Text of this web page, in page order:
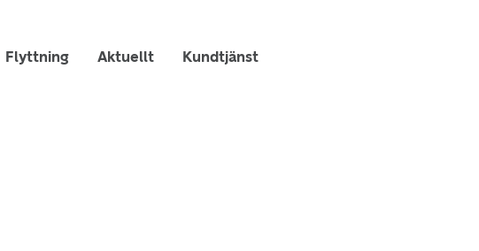
Flyttning Aktuellt Kundtjänst